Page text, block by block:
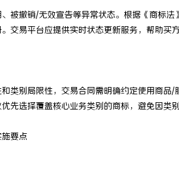
被撤销/无效宣告等异常状态。根据《商标
交易平台应提供实时状态更新服务，帮助买
类别局限性，交易合同需明确约定使用商
先选择覆盖核心业务类别的商标，避免因类
要点